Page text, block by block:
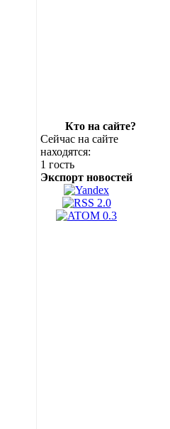
Кто на сайте?
Сейчас на сайте
находятся:
1 гость
Экспорт новостей